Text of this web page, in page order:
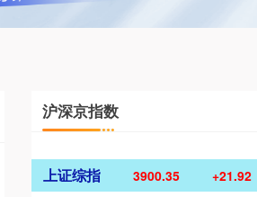
沪深京指数
上证综指 3900.35 +21.92